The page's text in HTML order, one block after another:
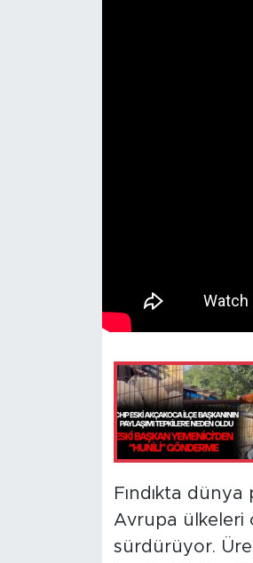
Fındıkta
Avrupa ülkeleri
sürdürüyor.